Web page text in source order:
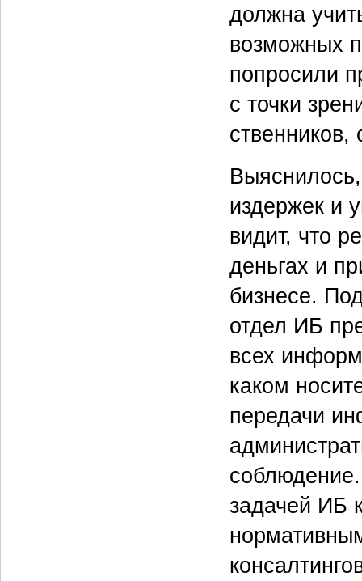
должна
возможных
попросили
с точки
издержек и
видит, что
деньгах и
бизнесе.
отдел ИБ
всех
каком
передачи
задачей ИБ